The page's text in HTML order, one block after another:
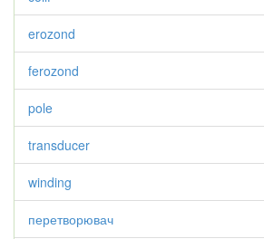
erozond
ferozond
pole
transducer
winding
перетворювач